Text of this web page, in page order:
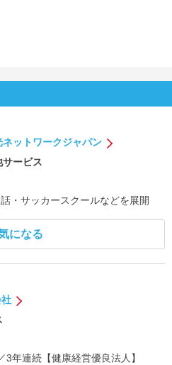
ットワークジャパン
ービス
・サッカースクールなどを展開
になる
年連続【健康経営優良法人】